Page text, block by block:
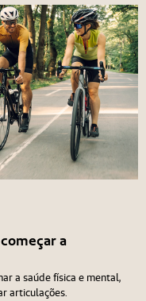
a
a saúde física e mental,
articulações.